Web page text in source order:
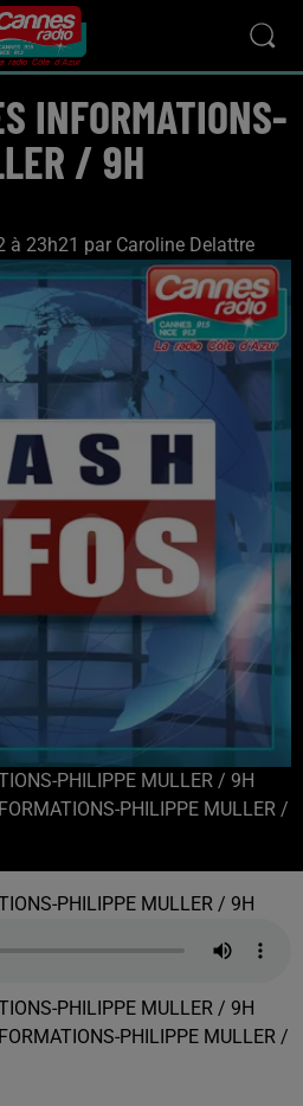
INFORMATIONS-
/ 9H
à 23h21 par Caroline Delattre
PHILIPPE MULLER / 9H
PHILIPPE MULLER /
PHILIPPE MULLER / 9H
PHILIPPE MULLER / 9H
PHILIPPE MULLER /